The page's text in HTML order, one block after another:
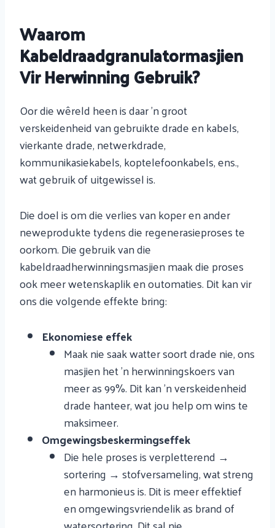
Waarom
Kabeldraadgranulatormasjien
Vir Herwinning Gebruik?
Oor die wêreld heen is daar 'n groot
verskeidenheid van gebruikte drade en kabels,
vierkante drade, netwerkdrade,
kommunikasiekabels, koptelefoonkabels, ens.,
wat gebruik of uitgewissel is.
Die doel is om die verlies van koper en ander
neweprodukte tydens die regenerasieproses te
oorkom. Die gebruik van die
kabeldraadherwinningsmasjien maak die proses
ook meer wetenskaplik en outomaties. Dit kan vir
ons die volgende effekte bring:
Ekonomiese effek
Maak nie saak watter soort drade nie, ons
masjien het 'n herwinningskoers van
meer as 99%. Dit kan 'n verskeidenheid
drade hanteer, wat jou help om wins te
maksimeer.
Omgewingsbeskermingseffek
Die hele proses is verpletterend →
sortering → stofversameling, wat streng
en harmonieus is. Dit is meer effektief
en omgewingsvriendelik as brand of